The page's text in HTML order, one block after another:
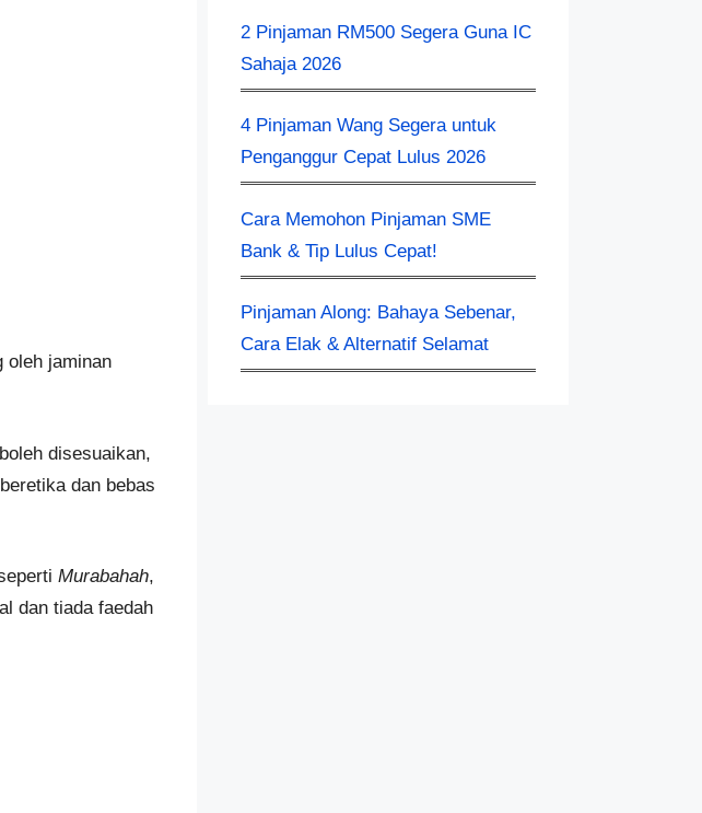
oleh jaminan
disesuaikan,
dan bebas
Murabahah,
dan tiada faedah
2 Pinjaman RM500 Segera Guna IC
Sahaja 2026
4 Pinjaman Wang Segera untuk
Penganggur Cepat Lulus 2026
Cara Memohon Pinjaman SME
Bank & Tip Lulus Cepat!
Pinjaman Along: Bahaya Sebenar,
Cara Elak & Alternatif Selamat